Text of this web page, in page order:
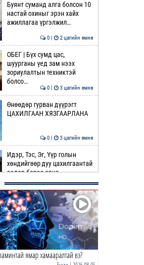
Буянт суманд алга болсон 10
настай охиныг эрэн хайх
ажиллагаа үргэлжил…
0 | 2 цагийн өмнө
ОБЕГ | Бүх сумд цас,
шуурганы үед зам нээх
зориулалтын техниктэй
болсо…
0 | 3 цагийн өмнө
Өнөөдөр гурван дүүрэгт
ЦАХИЛГААН ХЯЗГААРЛАНА
0 | 3 цагийн өмнө
Идэр, Тэс, Эг, Үүр голын
хөндийгөөр дуу цахилгаантай
аадар бороо орно
ӨРНИЙН ЗУРХАЙ |
Ихрийнхний эрч хүч, авьяас
чадвар ундарна
0 | 5 цагийн өмнө
ӨГЛӨӨНИЙ МЭНД!
ямар хамааралтай вэ?